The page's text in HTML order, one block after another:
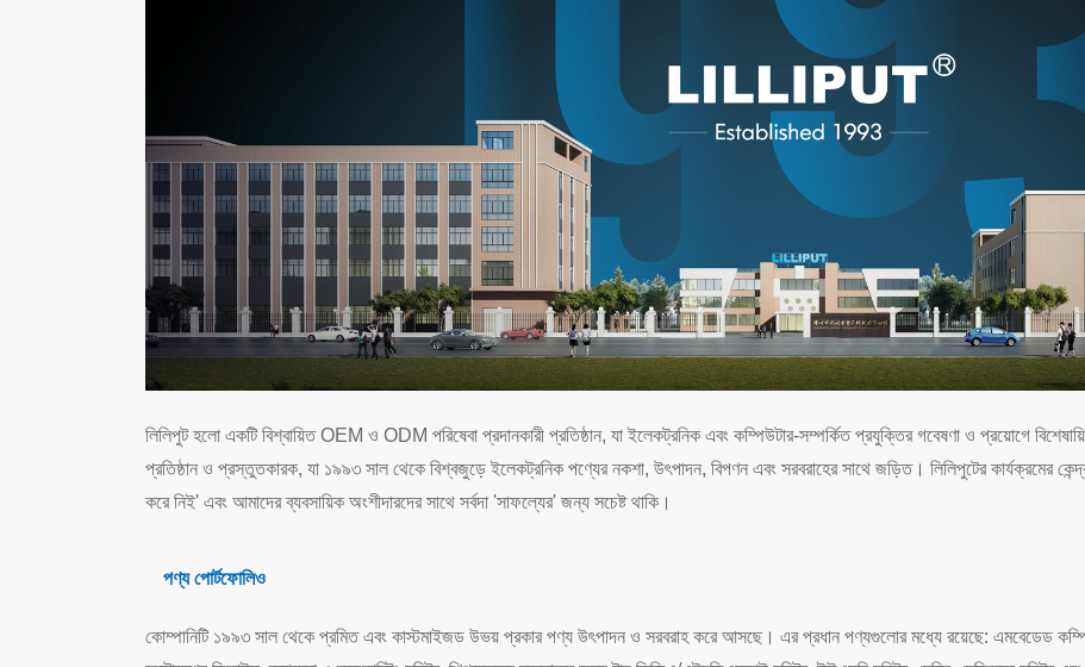
লিলিপুট হলো একটি বিশ্বায়িত OEM ও ODM পরিষেবা প্রদানকারী প্রতিষ্ঠান, যা ইলেকট্রনিক এবং কম্পিউটার-সম্পর্কিত প্রযুক্তির গবেষণা ও প্রয়োগে
প্রতিষ্ঠান ও প্রস্তুতকারক, যা ১৯৯৩ সাল থেকে বিশ্বজুড়ে ইলেকট্রনিক পণ্যের নকশা, উৎপাদন, বিপণন এবং সরবরাহের সাথে জড়িত। লিলিপুটের কার্যক্রমের
করে নিই' এবং আমাদের ব্যবসায়িক অংশীদারদের সাথে সর্বদা 'সাফল্যের' জন্য সচেষ্ট থাকি।
পণ্য পোর্টফোলিও
কোম্পানিটি ১৯৯৩ সাল থেকে প্রমিত এবং কাস্টমাইজড উভয় প্রকার পণ্য উৎপাদন ও সরবরাহ করে আসছে। এর প্রধান পণ্যগুলোর মধ্যে রয়েছে: এমবেডেড